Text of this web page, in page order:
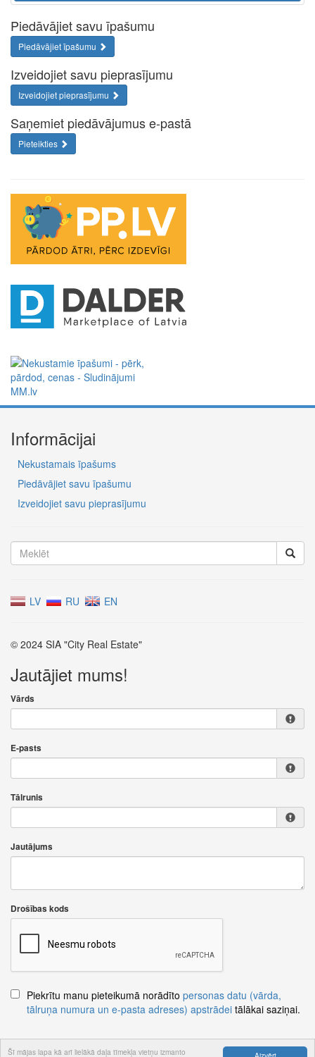
Šī mājas lapa kā arī lielākā daļa tīmekļa vietņu izmanto
Piedāvājiet savu īpašumu
Piedāvājiet īpašumu
Izveidojiet savu pieprasījumu
Izveidojiet pieprasījumu
Saņemiet piedāvājumus e-pastā
Pieteikties
Informācijai
Nekustamais īpašums
Piedāvājiet savu īpašumu
Izveidojiet savu pieprasījumu
LV RU EN
© 2024 SIA "City Real Estate"
Jautājiet mums!
Vārds
E-pasts
Tālrunis
Jautājums
Drošības kods
Piekrītu manu pieteikumā norādīto personas datu (vārda,
tālruņa numura un e-pasta adreses) apstrādei tālākai saziņai.